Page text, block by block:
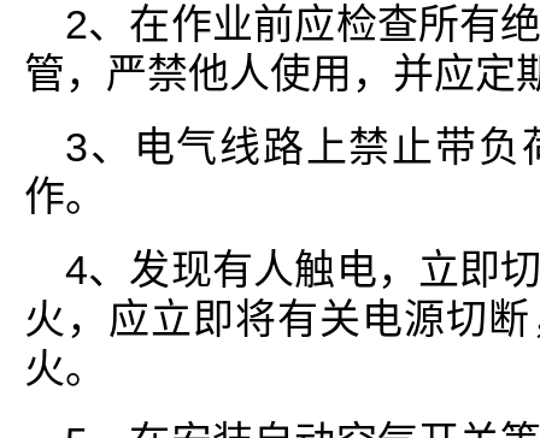
2、在作业前应检查所有
管，严禁他人使用，并应定
3、电气线路上禁止带负
作。
4、发现有人触电，立即
火，应立即将有关电源切
火。